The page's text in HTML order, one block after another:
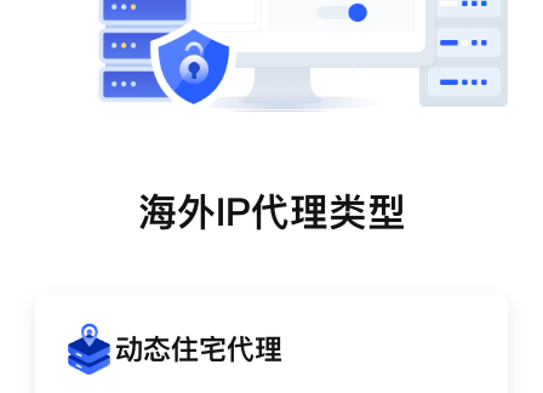
海外IP代理类型
动态住宅代理